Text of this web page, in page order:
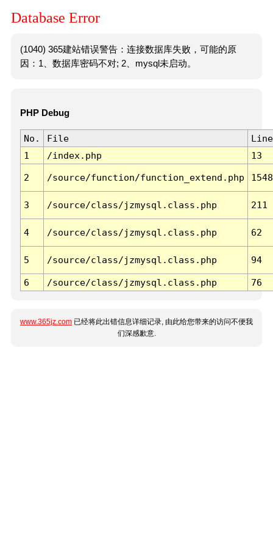
Database Error
(1040) 365建站错误警告：连接数据库失败，可能的原
因：1、数据库密码不对; 2、mysql未启动。
PHP Debug
No. File
Line
1
/index.php 13
2 /source/function/function_extend.php 1548
3 /source/class/jzmysql.class.php 211
4 /source/class/jzmysql.class.php 62
5 /source/class/jzmysql.class.php 94
6 /source/class/jzmysql.class.php 76
www.365jz.com 已经将此出错信息详细记录, 由此给您带来的访问不便我
们深感歉意.